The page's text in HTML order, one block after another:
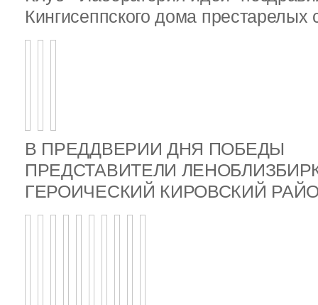
Кингисеппского дома
В ПРЕДДВЕРИИ ДНЯ ПОБЕДЫ
ПРЕДСТАВИТЕЛИ
ГЕРОИЧЕСКИЙ КИРОВСКИЙ